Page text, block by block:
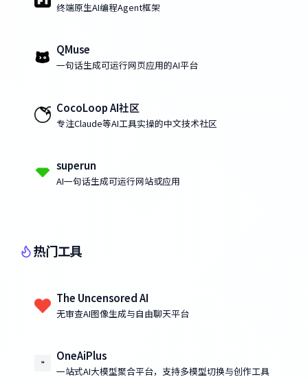
终端原生AI编程Agent框架
QMuse
一句话生成可运行网页应用的AI平台
CocoLoop AI社区
专注Claude等AI工具实操的中文技术社区
superun
AI一句话生成可运行网站或应用
热门工具
The Uncensored AI
无审查AI图像生成与自由聊天平台
OneAiPlus
一站式AI大模型聚合平台，支持多模型切换与创作工具